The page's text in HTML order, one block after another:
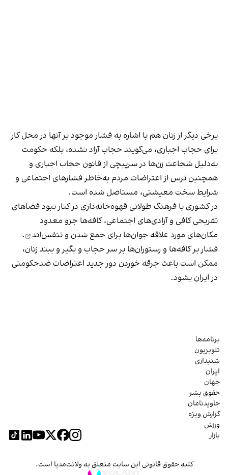
برخی دیگر از زنان هم با اشاره به فشار موجود بر آنها در محل کار
برای حجاب اجباری، می‌گویند حجاب آزاد نشده، بلکه حکومت
به‌دلیل شجاعت زن‌ها در سرپیچی از قانون حجاب اجباری و
همچنین ترس از اعتراضات مردم به‌خاطر فشارهای اجتماعی و
شرایط سخت معیشتی، مستاصل شده است.
در کشوری با فرهنگ طولانی قهوه‌‌خانه‌داری در کنار نبود فضاهای
تفریحی کافی و آزادی‌های اجتماعی، کافه‌ها جزو معدود
مکان‌های مورد علاقه جوان‌ها برای جمع شدن و تنفس‌اند
.
فشار بر کافه‌ها و رستوران‌ها بر سر حجاب و بگیر و ببند زنان،
ممکن است باعث جرقه خوردن دور جدید اعتراضات ضدحکومتی
در ایران بشود.
برنامه‌ها
تلویزیون
شنیداری
ایران
جهان
حقوق بشر
جاویدنامان
گزارش ویژه
ورزش
بازار
کلیه حقوق قانونی این سایت متعلق به ولانت‌مدیا است.